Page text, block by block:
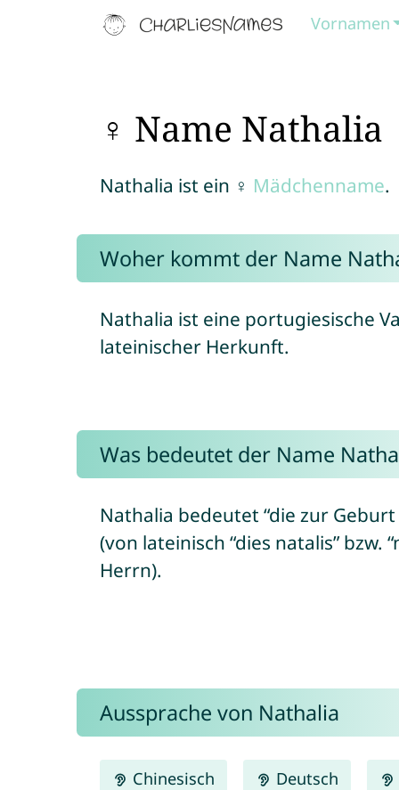
Vornamen
♀ Name Nathalia
Nathalia ist ein ♀ Mädchenname.
Woher kommt der Name
Nathalia ist eine portugiesische
lateinischer Herkunft.
Was bedeutet der Name
Nathalia bedeutet “die zur
(von lateinisch “dies natalis” bzw.
Herrn).
Aussprache von Nathalia
Chinesisch Deutsch